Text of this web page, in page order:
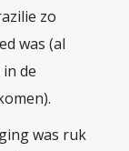
zo
was (al
de
was ruk